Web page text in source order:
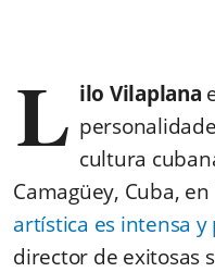
L ilo Vilaplana
cultura
Camagüey, Cuba, en
artística es intensa y
director de exitosas